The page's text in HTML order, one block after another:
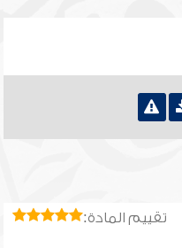
تقييم المادة: